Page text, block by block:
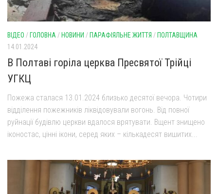
ВІДЕО /ГОЛОВНА /НОВИНИ /ПАРАФІЯЛЬНЕ ЖИТТЯ /ПОЛТАВЩИНА
14.01.2024
В Полтаві горіла церква Пресвятої Трійці
УГКЦ
Пожежа сталася 13.01.2024 близько десятої вечора. Чотири
відділення пожежників ліквідовували вогонь. Від повної
руйнації будівлю церкви вдалося врятувати. Вщент знищено
іконостас, цінні ікони, серед яких – кількадесят вишитих...